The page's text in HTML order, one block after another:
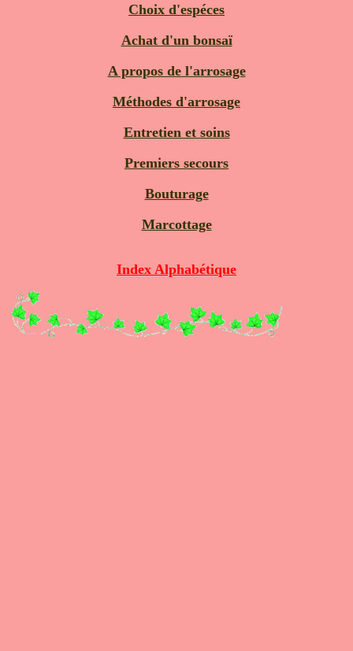
Choix d'espéces
Achat d'un bonsaï
A propos de l'arrosage
Méthodes d'arrosage
Entretien et soins
Premiers secours
Bouturage
Marcottage
Index Alphabétique